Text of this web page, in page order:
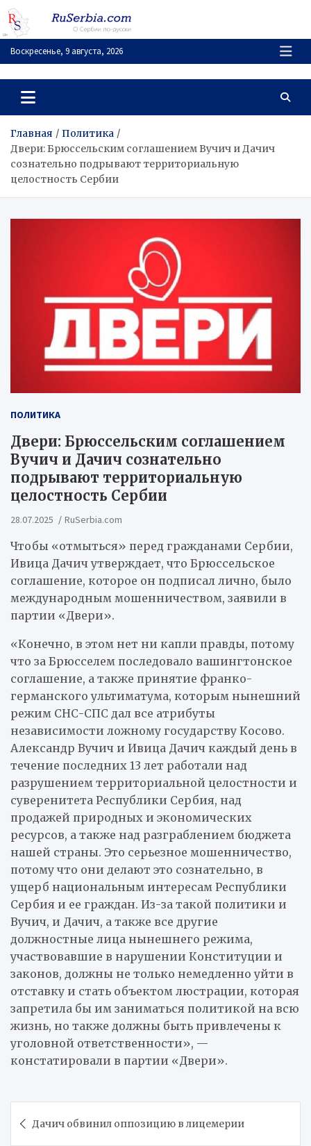
Перейти
содержимому
Воскресенье, 9 августа, 2026
RuSerbia.com
О Сербии – по-русски
Главная
Политика
Двери: Брюссельским соглашением Вучич и Дачич
сознательно подрывают территориальную
целостность Сербии
ПОЛИТИКА
Двери: Брюссельским соглашением
Вучич и Дачич сознательно
подрывают территориальную
целостность Сербии
28.07.2025 RuSerbia.com
Чтобы «отмыться» перед гражданами Сербии,
Ивица Дачич утверждает, что Брюссельское
соглашение, которое он подписал лично, было
международным мошенничеством, заявили в
партии «Двери».
«Конечно, в этом нет ни капли правды, потому
что за Брюсселем последовало вашингтонское
соглашение, а также принятие франко-
германского ультиматума, которым нынешний
режим СНС-СПС дал все атрибуты
независимости ложному государству Косово.
Александр Вучич и Ивица Дачич каждый день в
течение последних 13 лет работали над
разрушением территориальной целостности и
суверенитета Республики Сербия, над
продажей природных и экономических
ресурсов, а также над разграблением бюджета
нашей страны. Это серьезное мошенничество,
потому что они делают это сознательно, в
ущерб национальным интересам Республики
Сербия и ее граждан. Из-за такой политики и
Вучич, и Дачич, а также все другие
должностные лица нынешнего режима,
участвовавшие в нарушении Конституции и
законов, должны не только немедленно уйти в
отставку и стать объектом люстрации, которая
запретила бы им заниматься политикой на всю
жизнь, но также должны быть привлечены к
уголовной ответственности», —
констатировали в партии «Двери».
по Дачич обвинил оппозицию в лицемерии